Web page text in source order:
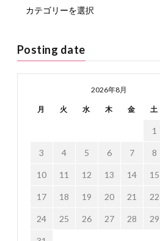
Posting date
2026年8月
月 火 水 木 金 土
1
3 4 5 6 7 8
10 11 12 13 14 15
17 18 19 20 21 22
24 25 26 27 28 29